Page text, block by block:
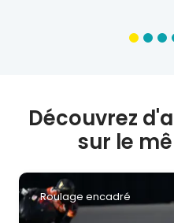
Découvrez
sur le
Roulage encadré